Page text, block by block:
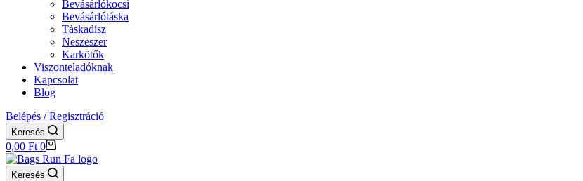
Bevásárlókocsi
Bevásárlótáska
Táskadísz
Neszeszer
Karkötők
Viszonteladóknak
Kapcsolat
Blog
Belépés / Regisztráció
Keresés
Shopping
cart
0,00 Ft 0
Keresés